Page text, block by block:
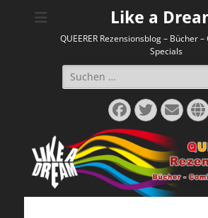
Like a
QUEERER Rezensionsblog – Bücher
Specials
Suchen
nach:
Facebook
E-
Mail